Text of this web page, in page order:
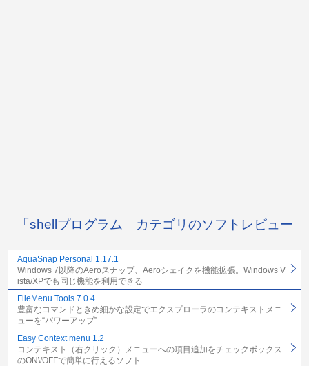
「shellプログラム」カテゴリのソフトレビュー
AquaSnap Personal 1.17.1
Windows 7以降のAeroスナップ、Aeroシェイクを機能拡張。Windows V
ista/XPでも同じ機能を利用できる
FileMenu Tools 7.0.4
豊富なコマンドときめ細かな設定でエクスプローラのコンテキストメニ
ューを“パワーアップ”
Easy Context menu 1.2
コンテキスト（右クリック）メニューへの項目追加をチェックボックス
のON\/OFFで簡単に行えるソフト